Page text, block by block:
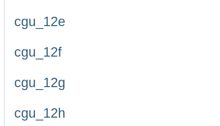
cgu_12e
cgu_12f
cgu_12g
cgu_12h